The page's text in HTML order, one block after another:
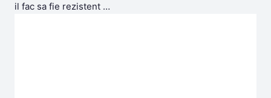
il fac sa fie rezistent …